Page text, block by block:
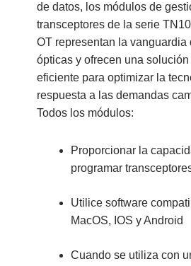
de datos, los módulos de
transceptores de la serie
OT representan la vanguardia
ópticas y ofrecen una
eficiente para optimizar la
respuesta a las demandas
Todos los módulos:
Proporcionar la
programar
Utilice software
MacOS, IOS y Android
Cuando se utiliza con